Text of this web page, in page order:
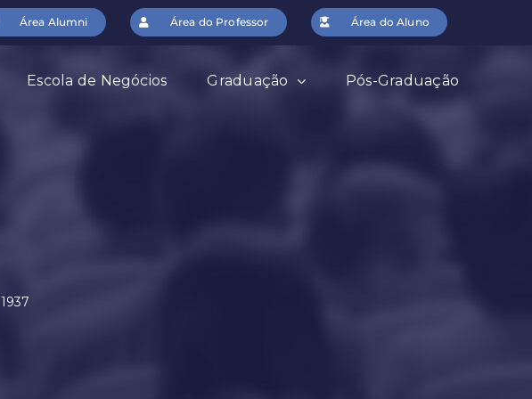
Área Alumni Área do Professor Área do Aluno
Escola de Negócios Graduação Pós-Graduação
1937